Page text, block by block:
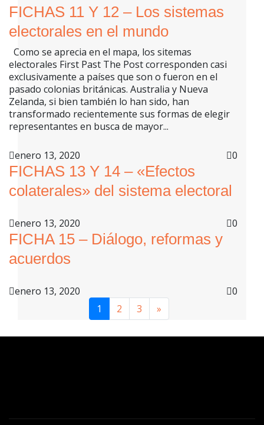
FICHAS 11 Y 12 – Los sistemas
electorales en el mundo
Como se aprecia en el mapa, los sitemas
electorales First Past The Post corresponden casi
exclusivamente a países que son o fueron en el
pasado colonias británicas. Australia y Nueva
Zelanda, si bien también lo han sido, han
transformado recientemente sus formas de elegir
representantes en busca de mayor...
enero 13, 2020 0
FICHAS 13 Y 14 – «Efectos
colaterales» del sistema electoral
enero 13, 2020 0
FICHA 15 – Diálogo, reformas y
acuerdos
enero 13, 2020
0
1
2 3 »